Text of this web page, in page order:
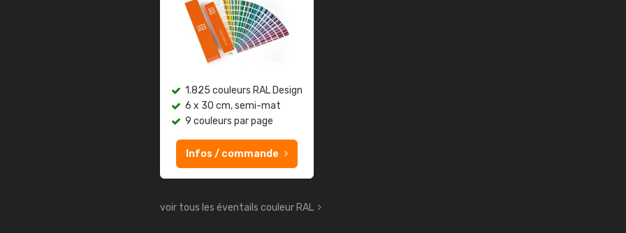
1.825 couleurs RAL Design
6 x 30 cm, semi-mat
9 couleurs par page
Infos / commande
voir tous les éventails couleur RAL